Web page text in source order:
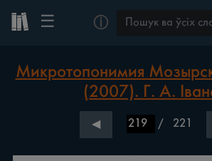
☰ ⓘ
Микротопонимия
(2007). Г. А.
◀ / 221